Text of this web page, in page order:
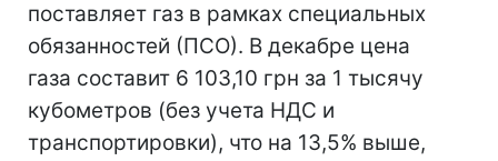
поставляет газ в рамках специальных
обязанностей (ПСО). В декабре цена
газа составит 6 103,10 грн за 1 тысячу
кубометров (без учета НДС и
транспортировки), что на 13,5% выше,